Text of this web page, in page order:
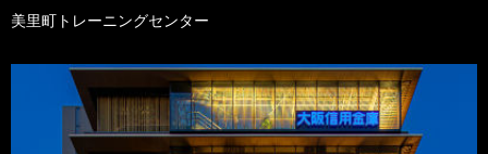
美里町トレーニングセンター